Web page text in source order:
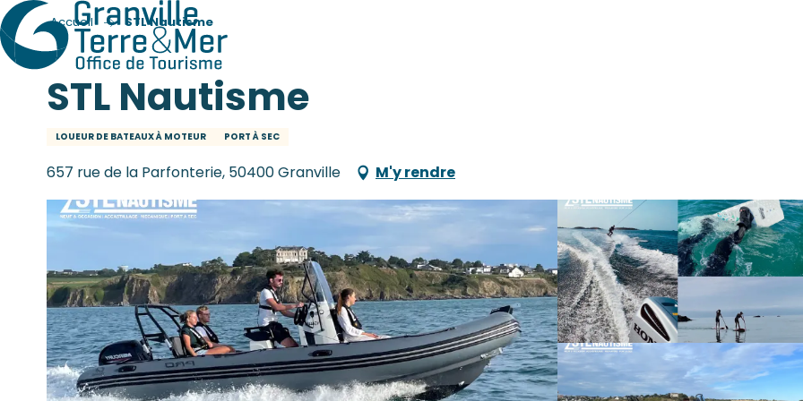
Accueil STL Nautisme
STL Nautisme
LOUEUR DE BATEAUX À MOTEUR PORT À SEC
657 rue de la Parfonterie, 50400 Granville M'y rendre